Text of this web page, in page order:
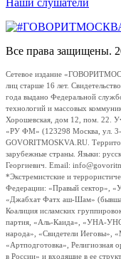
Все права защищены.
Сетевое издание
лиц старше 16 лет.
года выдано Федеральной
технологий и массовых
Хорошевская, дом 12, пом. 22.
«РУ ФМ» (123298 Москва, ул. 3-
GOVORITMOSKVA.RU.
зарубежные страны. Языки:
Георгиевич. Email:
*Экстремистские и
Федерации: «Правый сектор»,
«Джабхат Фатх аш-Шам»
Коалиция исламских
партия, «Аль-Каида», «УНА-
народа», «Свидетели Иеговы»,
«Артподготовка», Религиозная
в России» и входящие в ее